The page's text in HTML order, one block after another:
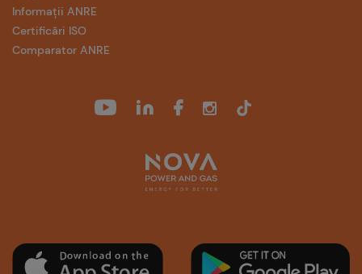
Informații ANRE
Certificări ISO
Comparator ANRE